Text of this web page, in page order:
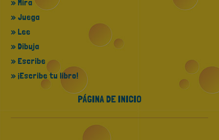
» Mira
» Juega
» Lee
» Dibuja
» Escribe
» ¡Escribe tu libro!
PÁGINA DE INICIO